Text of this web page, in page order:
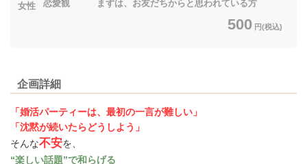
女性 恋愛観 まずは、お友だちからと思われている方
500 円(税込)
企画詳細
「婚活パーティーは、最初の一言が難しい」
「沈黙が続いたらどうしよう」
そんな不安を、
“楽しい話題”で和らげる